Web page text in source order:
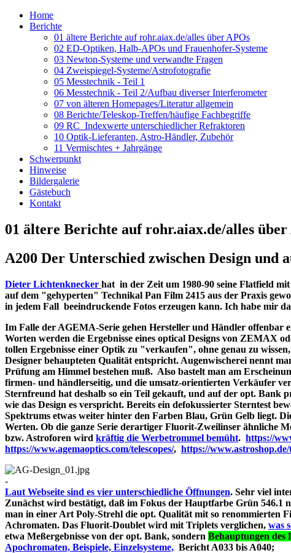
Home
Berichte
01 ältere Berichte auf rohr.aiax.de/alles über APOs
02 ED-Optiken, Halb-APOs und Frauenhofer-Systeme
03 Newton-Systeme und verwandte Fragen
04 Zweispiegel-Systeme/Astrofotografie
05 Messtechnik - Teil 1
06 Messtechnik - Teil 2/Aufbau diverser Interferometer
07 von älteren Homepages/Literatur allgemein
08 Berichte/Teleskop-Treffen/häufige Fachbegriffe
09 RC_Indexwerte unterschiedlicher Refraktoren
10 Optik-Lieferanten, Astro-Händler, Zubehör
11 Vermischtes + Jahrgänge
Schwerpunkt
Hinweise
Bildergalerie
Gästebuch
Kontakt
01 ältere Berichte auf rohr.aiax.de/alles über
A200 Der Unterschied zwischen Design und
Dieter Lichtenknecker hat in der Zeit um 1980-90 seine Flatfield
auf dem "gehyperten" Technikal Pan Film 2415 aus der Praxis
in jedem Fall beeindruckende Fotos erzeugen kann. Ich habe mir
Im Falle der AGEMA-Serie gehen Hersteller und Händler offenbar
Worten werden die Ergebnisse eines optical Designs von ZEMAX
tollen Ergebnisse einer Optik zu "verkaufen", ohne genau zu
Designer behaupteten Qualität entspricht. Augenwischerei nennt
Prüfung am Himmel bestehen muß. Also bastelt man am
firmen- und händlerseitig, und die umsatz-orientierten Verkäufer
Sternfreund hat deshalb so ein Teil gekauft, und auf der opt. Bank
wie das Design es verspricht. Bereits ein defokussierter Sterntest
Spektrums etwas weiter hinter den Farben Blau, Grün Gelb liegt.
Werten. Ob die ganze Serie derartiger Fluorit-Zweilinser ähnliche
bzw. Astroforen wird kräftig die Werbetrommel bemüht. https://
https://www.agemaoptics.com/telescopes/, https://
-
Laut Webseite sind es vier unterschiedliche Öffnungen. Sehr viel
Zunächst wird bestätigt, daß im Fokus der Hauptfarbe Grün 546.1
man in einer Art Poly-Strehl die opt. Qualität mit so renommierten
Achromaten. Das Fluorit-Doublet wird mit Triplets verglichen, was
etwa Meßergebnisse von der opt. Bank, sondern Behauptungen des
Apochromaten, Beispiele, Einzelsysteme, Bericht A033 bis